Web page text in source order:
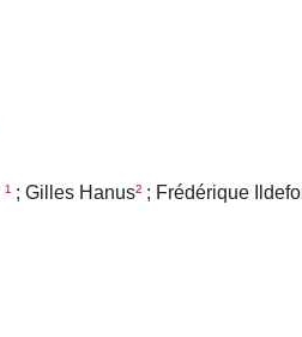
¹ ; Gilles Hanus² ; Frédérique